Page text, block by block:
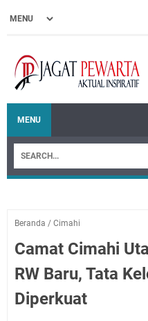
MENU
Beranda / Cimahi
Camat Cimahi
RW Baru, Tata
Diperkuat